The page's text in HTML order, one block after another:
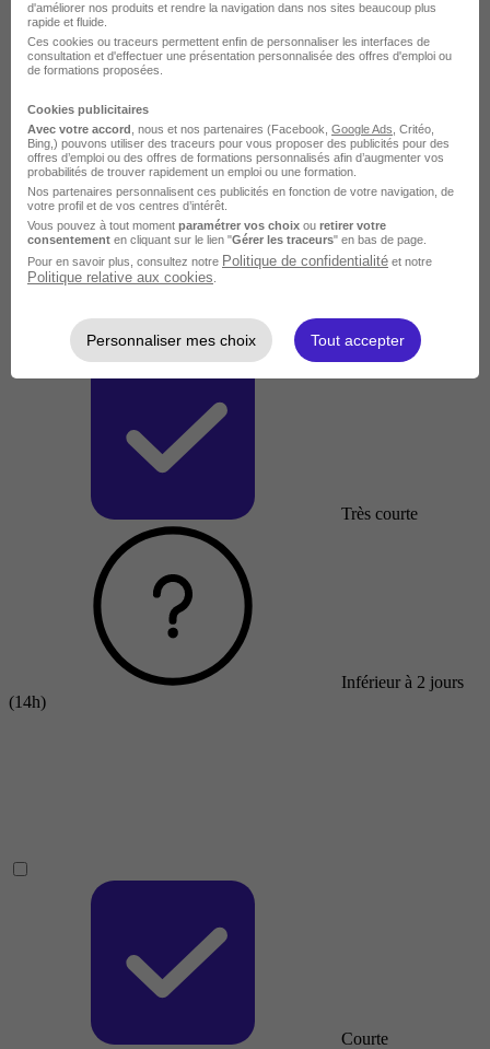
Très courte
Inférieur à 2 jours
(14h)
Courte
d'améliorer nos produits et rendre la navigation dans nos sites beaucoup plus
rapide et fluide.
Ces cookies ou traceurs permettent enfin de personnaliser les interfaces de
consultation et d'effectuer une présentation personnalisée des offres d'emploi ou
de formations proposées.
Cookies publicitaires
Avec votre accord , nous et nos partenaires (Facebook, Google Ads , Critéo,
Bing,) pouvons utiliser des traceurs pour vous proposer des publicités pour des
offres d’emploi ou des offres de formations personnalisés afin d’augmenter vos
probabilités de trouver rapidement un emploi ou une formation.
Nos partenaires personnalisent ces publicités en fonction de votre navigation, de
votre profil et de vos centres d’intérêt.
Vous pouvez à tout moment paramétrer vos choix ou retirer votre
consentement en cliquant sur le lien "Gérer les traceurs" en bas de page.
Pour en savoir plus, consultez notre Politique de confidentialité et notre
Politique relative aux cookies
Personnaliser mes choix Tout accepter